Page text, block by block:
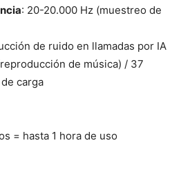
: 20-20.000 Hz (muestreo de
de ruido en llamadas por IA
de música) / 37
carga
= hasta 1 hora de uso